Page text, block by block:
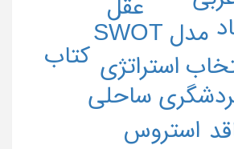
استراتژی
ساحلی
مدل SWOT
استروس
عقل
کتاب